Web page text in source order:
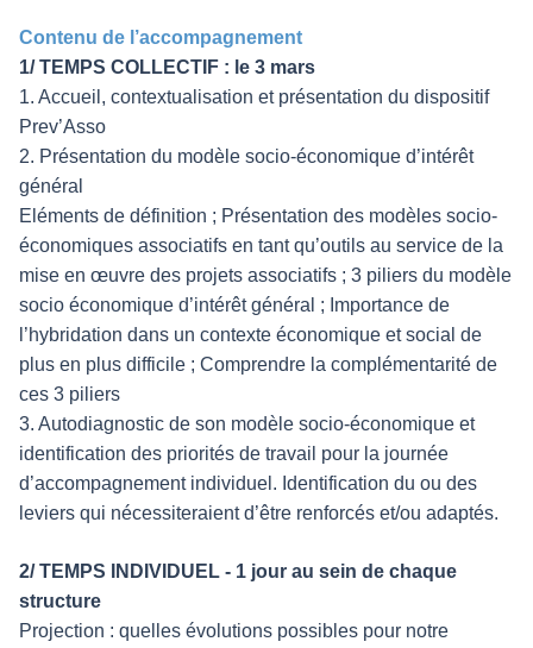
Contenu de l’accompagnement
1/ TEMPS COLLECTIF : le 3 mars
1. Accueil, contextualisation et présentation du dispositif
Prev’Asso
2. Présentation du modèle socio-économique d’intérêt
général
Eléments de définition ; Présentation des modèles socio-
économiques associatifs en tant qu’outils au service de la
mise en œuvre des projets associatifs ; 3 piliers du modèle
socio économique d’intérêt général ; Importance de
l’hybridation dans un contexte économique et social de
plus en plus difficile ; Comprendre la complémentarité de
ces 3 piliers
3. Autodiagnostic de son modèle socio-économique et
identification des priorités de travail pour la journée
d’accompagnement individuel. Identification du ou des
leviers qui nécessiteraient d’être renforcés et/ou adaptés.
2/ TEMPS INDIVIDUEL - 1 jour au sein de chaque
structure
Projection : quelles évolutions possibles pour notre